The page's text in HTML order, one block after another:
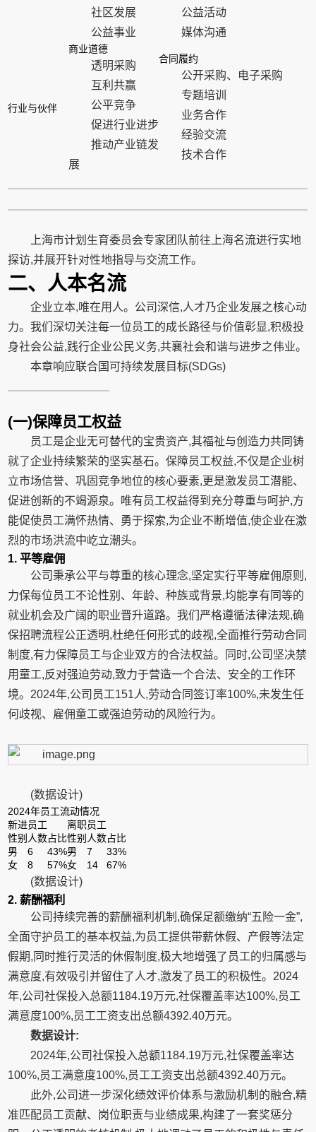
社区发展
公益事业
公益活动
媒体沟通
行业与伙伴
商业道德
透明采购
互利共赢
公平竞争
促进行业进步
推动产业链发
展
合同履约
公开采购、电子采购
专题培训
业务合作
经验交流
技术合作
上海市计划生育委员会专家团队前往上海名流进行实地
探访,并展开针对性地指导与交流工作。
二、人本名流
企业立本,唯在用人。公司深信,人才乃企业发展之核心动
力。我们深切关注每一位员工的成长路径与价值彰显,积极投
身社会公益,践行企业公民义务,共襄社会和谐与进步之伟业。
本章响应联合国可持续发展目标(SDGs)
(一)保障员工权益
员工是企业无可替代的宝贵资产,其福祉与创造力共同铸
就了企业持续繁荣的坚实基石。保障员工权益,不仅是企业树
立市场信誉、巩固竞争地位的核心要素,更是激发员工潜能、
促进创新的不竭源泉。唯有员工权益得到充分尊重与呵护,方
能促使员工满怀热情、勇于探索,为企业不断增值,使企业在激
烈的市场洪流中屹立潮头。
1. 平等雇佣
公司秉承公平与尊重的核心理念,坚定实行平等雇佣原则,
力保每位员工不论性别、年龄、种族或背景,均能享有同等的
就业机会及广阔的职业晋升道路。我们严格遵循法律法规,确
保招聘流程公正透明,杜绝任何形式的歧视,全面推行劳动合同
制度,有力保障员工与企业双方的合法权益。同时,公司坚决禁
用童工,反对强迫劳动,致力于营造一个合法、安全的工作环
境。2024年,公司员工151人,劳动合同签订率100%,未发生任
何歧视、雇佣童工或强迫劳动的风险行为。
(数据设计)
2024年员工流动情况
新进员工
离职员工
性别 人数占比性别 人数占比
男
6 43%男 7
33%
女
8 57%女 14 67%
(数据设计)
2. 薪酬福利
公司持续完善的薪酬福利机制,确保足额缴纳“五险一金”,
全面守护员工的基本权益,为员工提供带薪休假、产假等法定
假期,同时推行灵活的休假制度,极大地增强了员工的归属感与
满意度,有效吸引并留住了人才,激发了员工的积极性。2024
年,公司社保投入总额1184.19万元,社保覆盖率达100%,员工
满意度100%,员工工资支出总额4392.40万元。
数据设计:
2024年,公司社保投入总额1184.19万元,社保覆盖率达
100%,员工满意度100%,员工工资支出总额4392.40万元。
此外,公司进一步深化绩效评价体系与激励机制的融合,精
准匹配员工贡献、岗位职责与业绩成果,构建了一套奖惩分